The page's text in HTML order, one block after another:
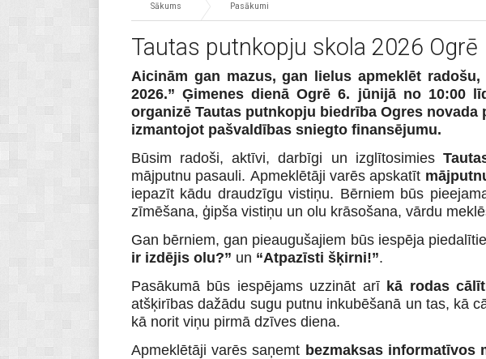
Sākums Pasākumi
Tautas putnkopju skola 2026 Ogrē
Aicinām gan mazus, gan lielus apmeklēt
2026.” Ģimenes dienā Ogrē 6. jūnijā no 10:00
organizē Tautas putnkopju biedrība Ogres
izmantojot pašvaldības sniegto finansējumu.
Būsim radoši, aktīvi, darbīgi un izglītosimies
mājputnu pasauli. Apmeklētāji varēs apskatīt
iepazīt kādu draudzīgu vistiņu. Bērniem būs
zīmēšana, ģipša vistiņu un olu krāsošana, vārdu
Gan bērniem, gan pieaugušajiem būs iespēja
ir izdējis olu?” un “Atpazīsti šķirni!”.
Pasākumā būs iespējams uzzināt arī kā rodas
atšķirības dažādu sugu putnu inkubēšanā un tas, kā
kā norit viņu pirmā dzīves diena.
Apmeklētāji varēs saņemt bezmaksas informatīvos